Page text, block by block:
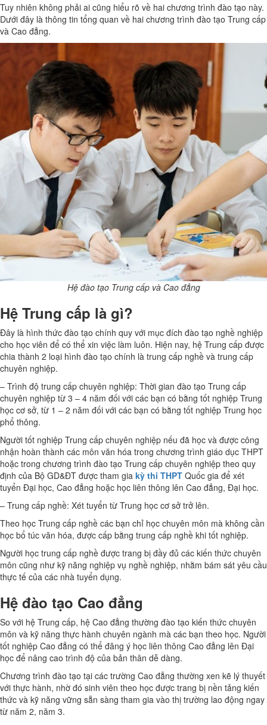
Tuy nhiên không phải ai cũng hiểu rõ về hai chương trình đào tạo này.
Dưới đây là thông tin tổng quan về hai chương trình đào tạo Trung cấp
và Cao đẳng.
Hệ đào tạo Trung cấp và Cao đẳng
Hệ Trung cấp là gì?
Đây là hình thức đào tạo chính quy với mục đích đào tạo nghề nghiệp
cho học viên để có thể xin việc làm luôn. Hiện nay, hệ Trung cấp được
chia thành 2 loại hình đào tạo chính là trung cấp nghề và trung cấp
chuyên nghiệp.
– Trình độ trung cấp chuyên nghiệp: Thời gian đào tạo Trung cấp
chuyên nghiệp từ 3 – 4 năm đối với các bạn có bằng tốt nghiệp Trung
học cơ sở, từ 1 – 2 năm đối với các bạn có bằng tốt nghiệp Trung học
phổ thông.
Người tốt nghiệp Trung cấp chuyên nghiệp nếu đã học và được công
nhận hoàn thành các môn văn hóa trong chương trình giáo dục THPT
hoặc trong chương trình đào tạo Trung cấp chuyên nghiệp theo quy
định của Bộ GD&ĐT được tham gia kỳ thi THPT Quốc gia để xét
tuyển Đại học, Cao đẳng hoặc học liên thông lên Cao đẳng, Đại học.
– Trung cấp nghề: Xét tuyển từ Trung học cơ sở trở lên.
Theo học Trung cấp nghề các bạn chỉ học chuyên môn mà không cần
học bổ túc văn hóa, được cấp bằng trung cấp nghề khi tốt nghiệp.
Người học trung cấp nghề được trang bị đầy đủ các kiến thức chuyên
môn cũng như kỹ năng nghiệp vụ nghề nghiệp, nhằm bám sát yêu cầu
thực tế của các nhà tuyển dụng.
Hệ đào tạo Cao đẳng
So với hệ Trung cấp, hệ Cao đẳng thường đào tạo kiến thức chuyên
môn và kỹ năng thực hành chuyên ngành mà các bạn theo học. Người
tốt nghiệp Cao đẳng có thể đăng ý học liên thông Cao đẳng lên Đại
học để nâng cao trình độ của bản thân dễ dàng.
Chương trình đào tạo tại các trường Cao đẳng thường xen kẽ lý thuyết
với thực hành, nhờ đó sinh viên theo học được trang bị nền tảng kiến
thức và kỹ năng vững sẵn sàng tham gia vào thị trường lao động ngay
từ năm 2, năm 3.